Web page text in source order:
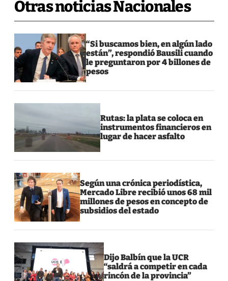
Otras noticias Nacionales
“Si buscamos bien, en algún lado
están”, respondió Bausili cuando
le preguntaron por 4 billones de
pesos
Rutas: la plata se coloca en
instrumentos financieros en
lugar de hacer asfalto
Según una crónica periodística,
Mercado Libre recibió unos 68 mil
millones de pesos en concepto de
subsidios del estado
Dijo Balbín que la UCR
“saldrá a competir en cada
rincón de la provincia”